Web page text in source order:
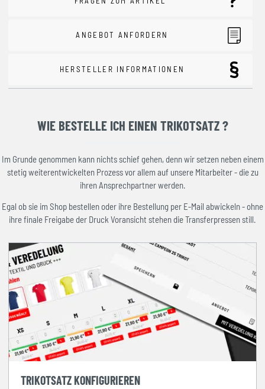
ANGEBOT ANFORDERN
HERSTELLER INFORMATIONEN
WIE BESTELLE ICH EINEN TRIKOTSATZ ?
Im Grunde genommen kann nichts schief gehen, denn wir setzen neben einem
stetig weiterentwickelten Prozess vor allem auf unsere Mitarbeiter - die zu
ihren Ansprechpartner werden.
Egal ob sie im Shop bestellen oder ihre Bestellung per E-Mail abwickeln - ohne
ihre finale Freigabe der Druck Voransicht stehen die Transferpressen still.
TRIKOTSATZ KONFIGURIEREN